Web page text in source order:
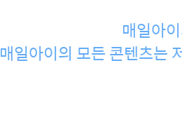
매일아
매일아이의 모든 콘텐츠는